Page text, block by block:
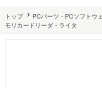
トップ PCパーツ・PCソフトウ
モリカードリーダ・ライタ